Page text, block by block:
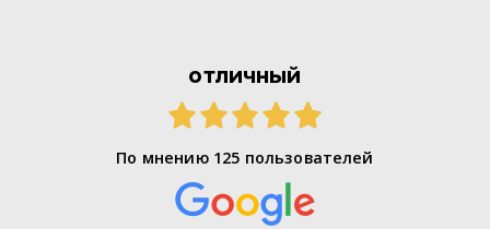
отличный
По мнению 125 пользователей